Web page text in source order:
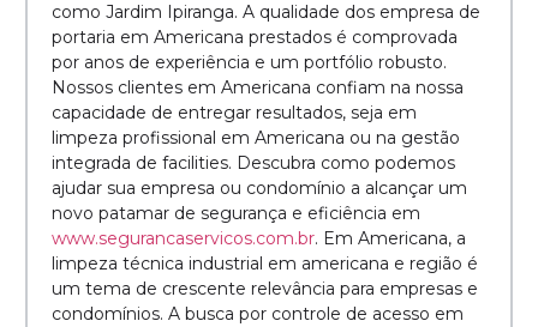
como Jardim Ipiranga. A qualidade dos empresa de
portaria em Americana prestados é comprovada
por anos de experiência e um portfólio robusto.
Nossos clientes em Americana confiam na nossa
capacidade de entregar resultados, seja em
limpeza profissional em Americana ou na gestão
integrada de facilities. Descubra como podemos
ajudar sua empresa ou condomínio a alcançar um
novo patamar de segurança e eficiência em
www.segurancaservicos.com.br. Em Americana, a
limpeza técnica industrial em americana e região é
um tema de crescente relevância para empresas e
condomínios. A busca por controle de acesso em